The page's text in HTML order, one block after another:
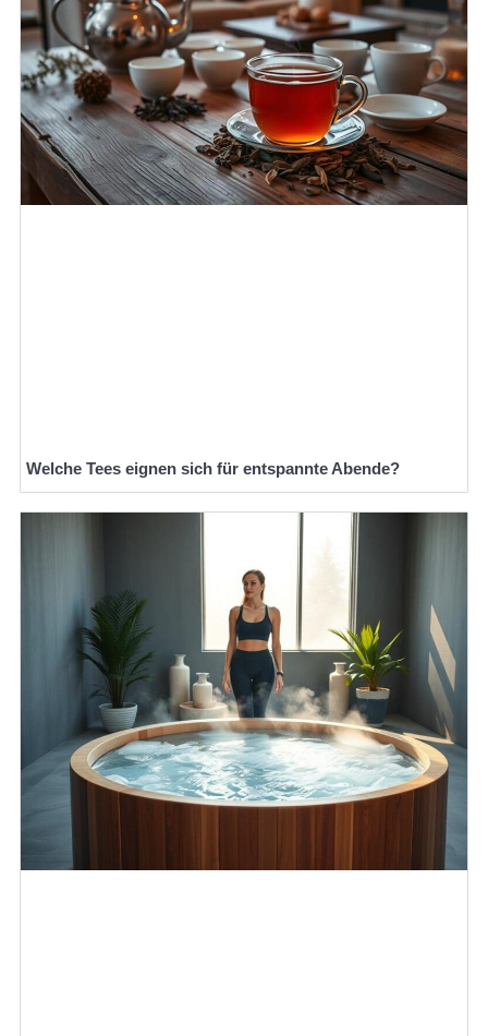
Welche Tees eignen sich für entspannte Abende?